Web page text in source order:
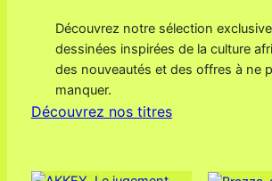
Découvrez notre sélection
dessinées inspirées de la culture
des nouveautés et des offres à ne
manquer.
Découvrez nos titres